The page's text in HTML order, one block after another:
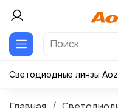
Светодиодные линзы